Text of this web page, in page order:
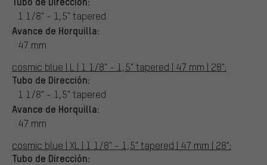
1 1/8" - 1,5" tapered
Avance de Horquilla:
47 mm
cosmic blue | L | 1 1/8" - 1,5" tapered | 47 mm | 28":
Tubo de Dirección:
1 1/8" - 1,5" tapered
Avance de Horquilla:
47 mm
cosmic blue | XL | 1 1/8" - 1,5" tapered | 47 mm | 28":
Tubo de Dirección: